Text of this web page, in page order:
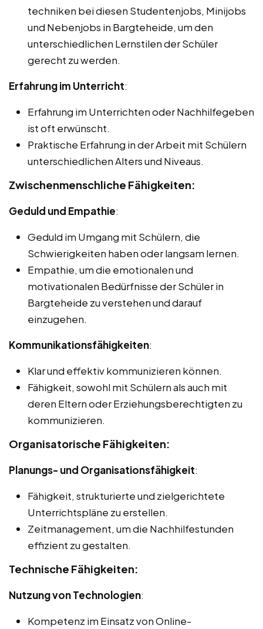
techniken bei diesen Studentenjobs, Minijobs
und Nebenjobs in Bargteheide, um den
unterschiedlichen Lernstilen der Schüler
gerecht zu werden.
Erfahrung im Unterricht:
Erfahrung im Unterrichten oder Nachhilfegeben
ist oft erwünscht.
Praktische Erfahrung in der Arbeit mit Schülern
unterschiedlichen Alters und Niveaus.
Zwischenmenschliche Fähigkeiten:
Geduld und Empathie:
Geduld im Umgang mit Schülern, die
Schwierigkeiten haben oder langsam lernen.
Empathie, um die emotionalen und
motivationalen Bedürfnisse der Schüler in
Bargteheide zu verstehen und darauf
einzugehen.
Kommunikationsfähigkeiten:
Klar und effektiv kommunizieren können.
Fähigkeit, sowohl mit Schülern als auch mit
deren Eltern oder Erziehungsberechtigten zu
kommunizieren.
Organisatorische Fähigkeiten:
Planungs- und Organisationsfähigkeit:
Fähigkeit, strukturierte und zielgerichtete
Unterrichtspläne zu erstellen.
Zeitmanagement, um die Nachhilfestunden
effizient zu gestalten.
Technische Fähigkeiten:
Nutzung von Technologien:
Kompetenz im Einsatz von Online-